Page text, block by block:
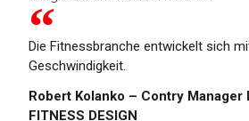
Die Fitnessbranche entwickelt sich
Geschwindigkeit.
Robert Kolanko – Contry Manager
FITNESS DESIGN